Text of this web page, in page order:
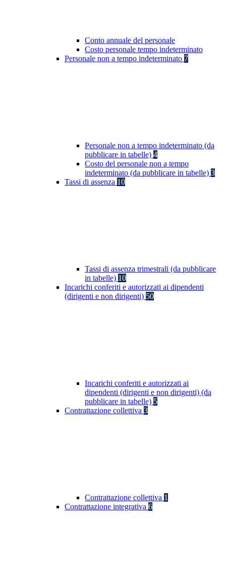
Conto annuale del personale
Costo personale tempo indeterminato
Personale non a tempo indeterminato 7
Personale non a tempo indeterminato (da
pubblicare in tabelle) 4
Costo del personale non a tempo
indeterminato (da pubblicare in tabelle) 3
Tassi di assenza 10
Tassi di assenza trimestrali (da pubblicare
in tabelle) 10
Incarichi conferiti e autorizzati ai dipendenti
(dirigenti e non dirigenti) 50
Incarichi conferiti e autorizzati ai
dipendenti (dirigenti e non dirigenti) (da
pubblicare in tabelle) 5
Contrattazione collettiva 3
Contrattazione collettiva 1
Contrattazione integrativa 6